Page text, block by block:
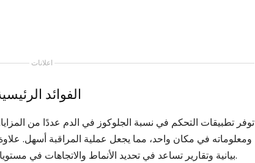
اعلانات
الفوائد
توفر تطبيقات التحكم في نسبة الجلوكوز في الدم عددًا من
ومعلوماته في مكان واحد، مما يجعل عملية المراقبة أسهل.
بيانية وتقارير تساعد في تحديد الأنماط والاتجاهات في مستويات الجلوكوز، مما يتيح إدارة صحية أكثر حزماً.